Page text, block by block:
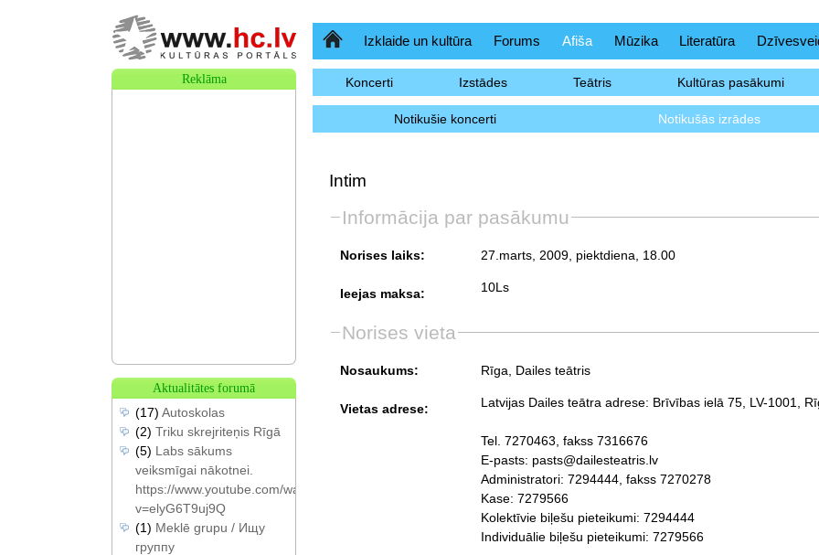
SākumlapaIzklaide un kultūra Forums Afiša Mūzika Literatūra
Koncerti Izstādes Teātris Kultūras pasākumi
Notikušie koncerti Notikušās izrādes
Intim
Informācija par pasākumu
Norises laiks: 27.marts, 2009, piektdiena , 18.00
Ieejas maksa: 10Ls
Norises vieta
Nosaukums: Rīga, Dailes teātris
Vietas adrese: Latvijas Dailes teātra adrese: Brīvības ielā 75, LV-1001,
Tel. 7270463, fakss 7316676
E-pasts: pasts@dailesteatris.lv
Administratori: 7294444, fakss 7270278
Kase: 7279566
Kolektīvie biļešu pieteikumi: 7294444
Individuālie biļešu pieteikumi: 7279566
Reklāma
Aktualitātes forumā
(17) Autoskolas
(2) Triku skrejriteņis Rīgā
(5) Labs sākums
veiksmīgai nākotnei.
https://www.youtube.com/watch?
v=elyG6T9uj9Q
(1) Meklē grupu / Ищу
группу